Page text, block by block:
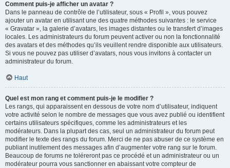
Comment puis-je afficher un avatar ?
Dans le panneau de contrôle de l’utilisateur, sous « Profil », vous pouvez
ajouter un avatar en utilisant une des quatre méthodes suivantes : le service
« Gravatar », la galerie d’avatars, les images distantes ou le transfert d’images
locales. Les administrateurs du forum peuvent activer ou non la fonctionnalité
des avatars et des méthodes qu’ils veuillent rendre disponible aux utilisateurs.
Si vous ne pouvez pas utiliser d’avatars, nous vous invitons à contacter un
administrateur du forum.
Haut
Quel est mon rang et comment puis-je le modifier ?
Les rangs, qui apparaissent en dessous de votre nom d’utilisateur, indiquent
votre activité selon le nombre de messages que vous avez publié ou identifient
certains utilisateurs spécifiques, comme les administrateurs et les
modérateurs. Dans la plupart des cas, seul un administrateur du forum peut
modifier le texte des rangs du forum. Merci de ne pas abuser de ce système en
publiant inutilement des messages afin d’augmenter votre rang sur le forum.
Beaucoup de forums ne toléreront pas ce procédé et un administrateur ou un
modérateur pourra vous sanctionner en abaissant votre compteur de